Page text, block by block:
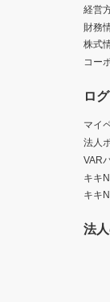
経営
財務
株式
コー
ロ
マイ
法人
VAR
キキ
キキ
法